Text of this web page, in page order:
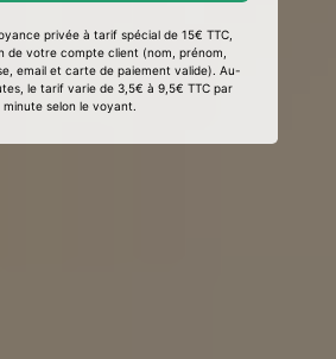
privée à tarif spécial de 15€ TTC,
de votre compte client (nom, prénom,
email et carte de paiement valide). Au-
le tarif varie de 3,5€ à 9,5€ TTC par
minute selon le voyant.